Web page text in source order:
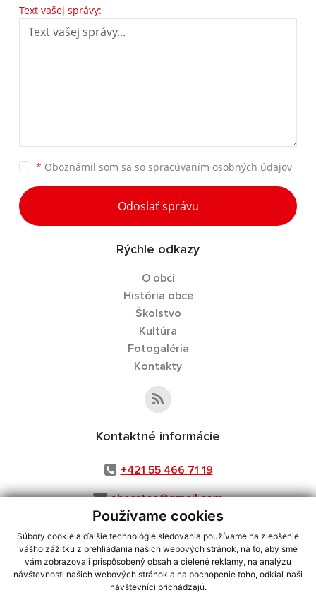
Používame cookies
Súbory cookie a ďalšie technológie sledovania používame na zlepšenie
vášho zážitku z prehliadania našich webových stránok, na to, aby sme
vám zobrazovali prispôsobený obsah a cielené reklamy, na analýzu
návštevnosti našich webových stránok a na pochopenie toho, odkiaľ naši
návštevníci prichádzajú.
Text vašej správy:
* Oboznámil som sa so spracúvaním osobných údajov
Odoslať správu
Rýchle odkazy
O obci
História obce
Školstvo
Kultúra
Fotogaléria
Kontakty
Kontaktné informácie
+421 55 466 71 19
obecstos@gmail.com
využite možnosť získavania aktuálnych informácií s využitím RSS
CMS systém (redakčný) systém ECHELON 2,Mapa stránok,web portál
webex.digital, s.r.o.,domény,registrácia domény